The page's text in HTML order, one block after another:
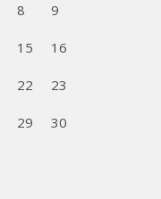
8 9
15 16
22 23
29 30